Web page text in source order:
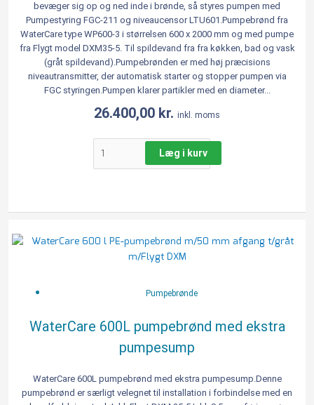
bevæger sig op og ned inde i brønde, så styres pumpen med
Pumpestyring FGC-211 og niveaucensor LTU601.Pumpebrønd fra
WaterCare type WP600-3 i størrelsen 600 x 2000 mm og med pumpe
fra Flygt model DXM35-5. Til spildevand fra fra køkken, bad og vask
(gråt spildevand).Pumpebrønden er med høj præcisions
niveautransmitter, der automatisk starter og stopper pumpen via
FGC styringen.Pumpen klarer partikler med en diameter...
26.400,00 kr. inkl. moms
pumpestyring
antal
Læg i kurv
Pumpebrønde
WaterCare 600L pumpebrønd med ekstra
pumpesump
WaterCare 600L pumpebrønd med ekstra pumpesump.Denne
pumpebrønd er særligt velegnet til installation i forbindelse med en
600L
pumpebrønd
antal